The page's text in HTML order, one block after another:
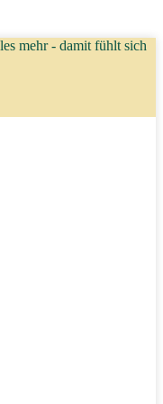
mehr - damit fühlt sich